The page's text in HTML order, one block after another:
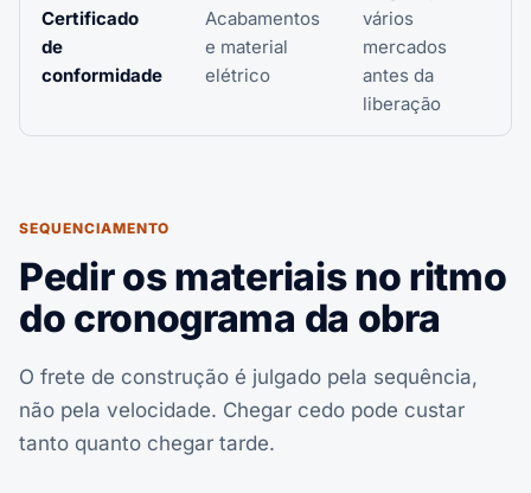
Certificado
de
conformidade
Acabamentos
e material
elétrico
vários
mercados
antes da
liberação
SEQUENCIAMENTO
Pedir os materiais no ritmo
do cronograma da obra
O frete de construção é julgado pela sequência,
não pela velocidade. Chegar cedo pode custar
tanto quanto chegar tarde.